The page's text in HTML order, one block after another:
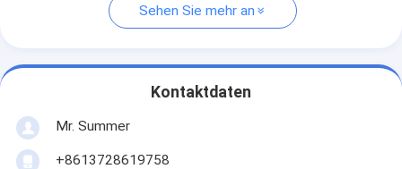
Sehen Sie mehr an
Kontaktdaten
Mr. Summer
+8613728619758